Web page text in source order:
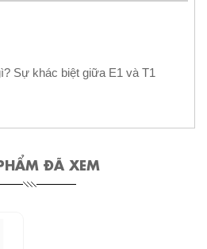
Sự khác biệt giữa E1 và T1
ĐÃ XEM